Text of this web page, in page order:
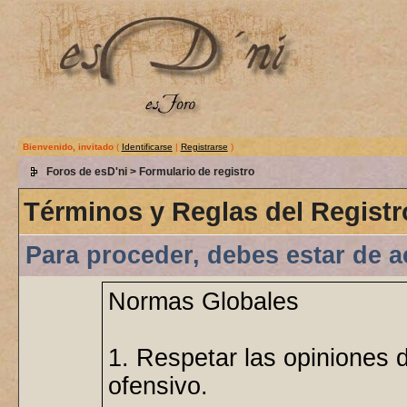
Bienvenido, invitado( Identificarse | Registrarse )
Foros de esD'ni> Formulario de registro
Términos y Reglas del
Para proceder, debes estar de
Normas Globales
1. Respetar las opiniones
ofensivo.